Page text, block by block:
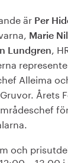
är Per
Marie
Lundgren,
Alleima
Årets
och